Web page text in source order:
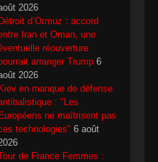
2026
Détroit d’Ormuz : accord
Iran et Oman, une
réouverture
arranger Trump 6
2026
Kiev en manque de défense
: "Les
Européens ne maîtrisent pas
technologies" 6 août
de France Femmes :